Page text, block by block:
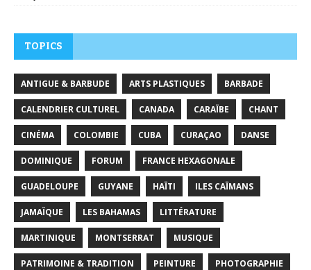
TOPICS
ANTIGUE & BARBUDE ARTS PLASTIQUES BARBADE
CALENDRIER CULTUREL CANADA CARAÏBE CHANT
CINÉMA COLOMBIE CUBA CURAÇAO DANSE
DOMINIQUE FORUM FRANCE HEXAGONALE
GUADELOUPE GUYANE HAÏTI ILES CAÏMANS
JAMAÏQUE LES BAHAMAS LITTÉRATURE
MARTINIQUE MONTSERRAT MUSIQUE
PATRIMOINE & TRADITION PEINTURE PHOTOGRAPHIE